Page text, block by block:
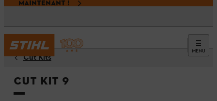
MAINTENANT !
MENU
Cut Kits
Cut Kit 9